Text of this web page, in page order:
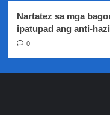
Nartatez sa mga
ipatupad ang anti-
0